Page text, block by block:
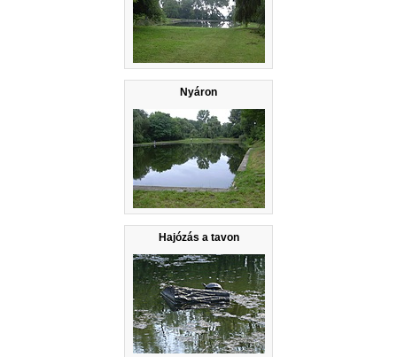
Nyáron
Hajózás a tavon